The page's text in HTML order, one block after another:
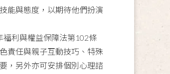
能與態度，以期待他們扮演
利與權益保障法第102條
責任與親子互動技巧、特殊
，另外亦可安排個別心理諮